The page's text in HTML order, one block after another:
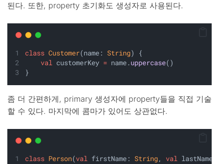
된다. 또한, property 초기화도 생성자로 사용된다.
class Customer(name: String) {
val customerKey = name.uppercase()
}
좀 더 간편하게, primary 생성자에 property들을 직접 기술
할 수 있다. 마지막에 콤마가 있어도 상관없다.
class Person(val firstName: String, val